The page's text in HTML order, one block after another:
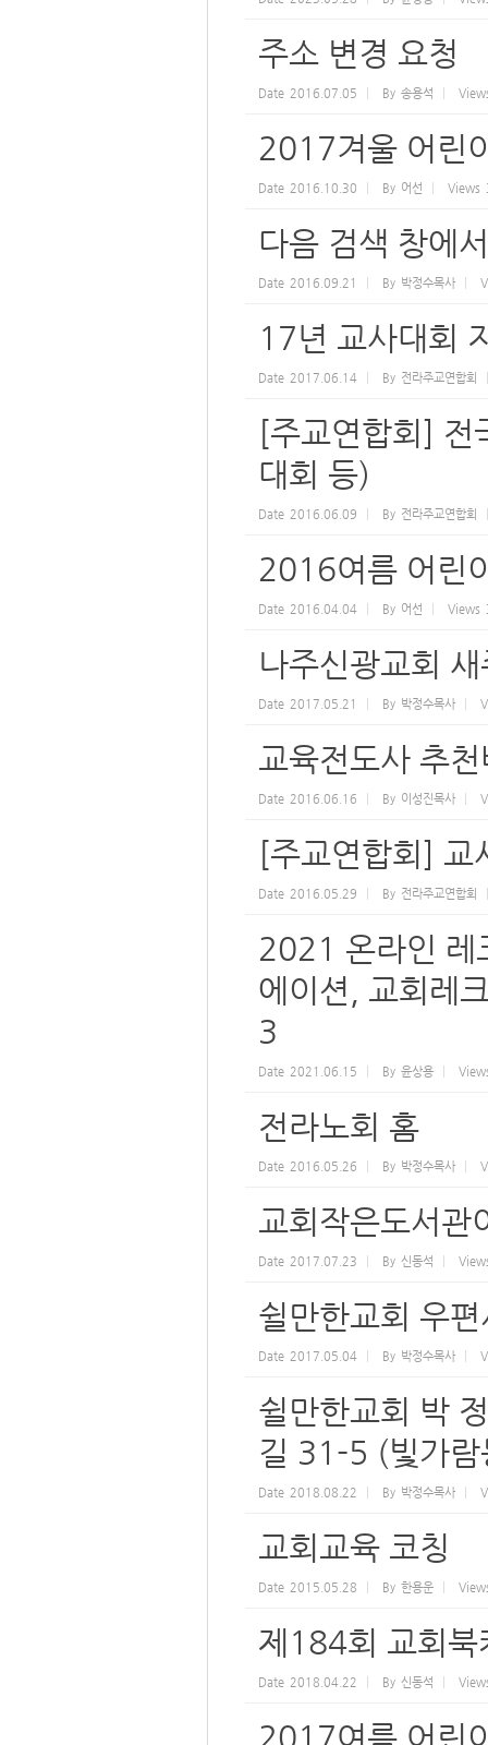
주소 변경 요청
Date 2016.07.05 By 송용석
2017겨울 어린
Date 2016.10.30 By 어선 Views
다음 검색 창에
Date 2016.09.21 By 박정수목사
17년 교사대회
Date 2017.06.14 By 전라주교연합회
[주교연합회] 전
대회 등)
Date 2016.06.09 By 전라주교연합회
2016여름 어린
Date 2016.04.04 By 어선 Views
나주신광교회
Date 2017.05.21 By 박정수목사
교육전도사 추
Date 2016.06.16 By 이성진목사
[주교연합회]
Date 2016.05.29 By 전라주교연합회
2021 온라인 레
에이션, 교회레
3
Date 2021.06.15 By 윤상용
전라노회 홈
Date 2016.05.26 By 박정수목사
교회작은도서관
Date 2017.07.23 By 신동석
쉴만한교회 우
Date 2017.05.04 By 박정수목사
쉴만한교회 박
길 31-5 (빛가
Date 2018.08.22 By 박정수목사
교회교육 코칭
Date 2015.05.28 By 한용운
제184회 교회북
Date 2018.04.22 By 신동석
2017여름 어린